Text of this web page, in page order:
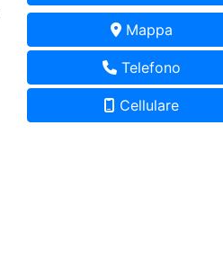
Mappa
Telefono
Cellulare